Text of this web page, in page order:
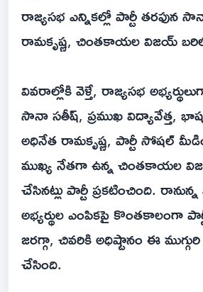
రాజ్యసభ ఎన్నికల్లో పార్టీ తరఫున
రామకృష్ణ, చింతకాయల విజయ్
వివరాల్లోకి వెళ్తే, రాజ్యసభ
సానా సతీష్, ప్రముఖ విద్యావేత్త,
అధినేత రామకృష్ణ, పార్టీ సోషల్
ముఖ్య నేతగా ఉన్న చింతకాయల
చేసినట్లు పార్టీ ప్రకటించింది.
అభ్యర్థుల ఎంపికపై కొంతకాలంగా
జరగ్గా, చివరికి అధిష్టానం ఈ
చేసింది.